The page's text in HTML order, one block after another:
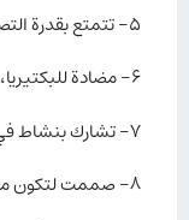
5- تتمتع بقدرة التصاق جيدة مع الأسطح المختلفة.
6- مضادة للبكتيريا، الطحالب، والميكروبات.
7- تشارك بنشاط في ترطيب الملاط الإسمنتي، وتمنع تكون المسام في الخرسانة.
8- صممت لتكون متوافقة بنسبة 100% مع مواد البناء ولها عمر مماثل للإسمنت.